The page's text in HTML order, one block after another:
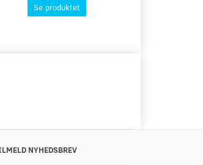
Se produktet
NYHEDSBREV